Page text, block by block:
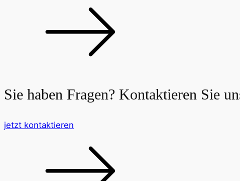
Sie haben Fragen? Kontaktieren Sie
jetzt kontaktieren